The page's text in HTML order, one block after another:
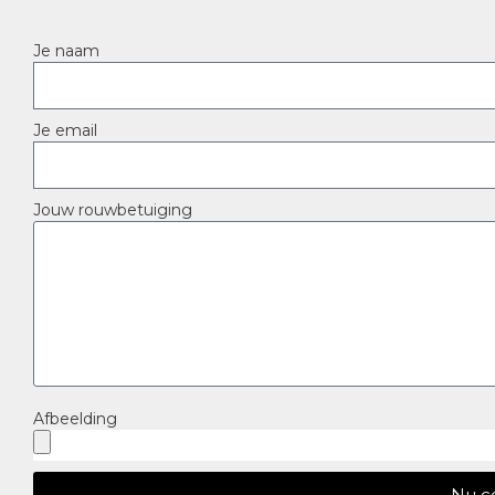
Je naam
Je email
Jouw rouwbetuiging
Afbeelding